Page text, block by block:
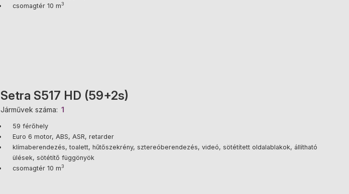
csomagtér 10 m3
Setra S517 HD (59+2s)
Járművek száma 1
59 férőhely
Euro 6 motor, ABS, ASR, retarder
klímaberendezés, toalett, hűtőszekrény, sztereóberendezés, videó, sötétített oldalablakok, állítható
ülések, sötétítő függönyök
csomagtér 10 m3